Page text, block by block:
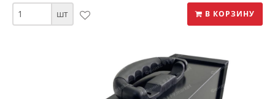
шт В КОРЗИНУ